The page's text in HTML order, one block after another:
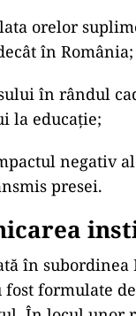
actului
este deja
la